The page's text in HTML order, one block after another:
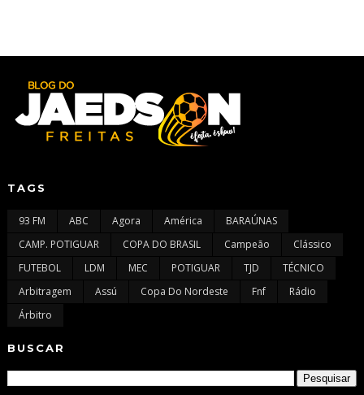
TAGS
93 FM ABC Agora América
BARAÚNAS
CAMP. POTIGUAR
COPA DO BRASIL Campeão
Clássico
FUTEBOL
LDM MEC POTIGUAR TJD
TÉCNICO
Arbitragem
Assú Copa Do Nordeste Fnf
Rádio
Árbitro
BUSCAR